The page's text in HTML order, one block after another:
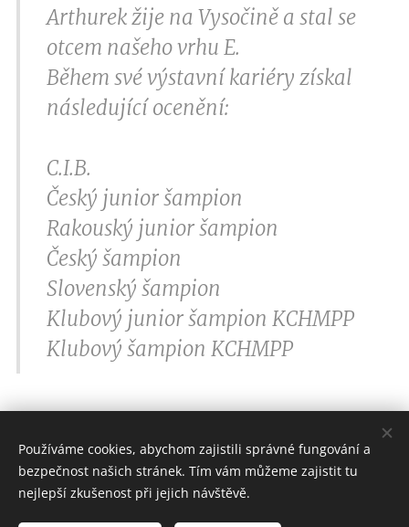
Arthurek žije na Vysočině a stal se
otcem našeho vrhu E.
Během své výstavní kariéry získal
následující ocenění:
C.I.B.
Český junior šampion
Rakouský junior šampion
Český šampion
Slovenský šampion
Klubový junior šampion KCHMPP
Klubový šampion KCHMPP
CHS INYA´S RAINBOW
Používáme cookies, abychom zajistili správné fungování a
bezpečnost našich stránek. Tím vám můžeme zajistit tu
nejlepší zkušenost při jejich návštěvě.